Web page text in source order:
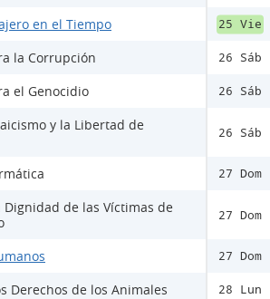
en el Tiempo
la Corrupción
el Genocidio
y la Libertad de
de las Víctimas de
Derechos de los Animales
25 Vie
26 Sáb
26 Sáb
26 Sáb
27 Dom
27 Dom
27 Dom
28 Lun